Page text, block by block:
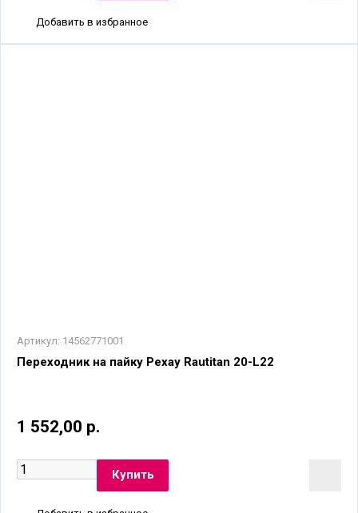
Добавить в избранное
Артикул: 14562771001
Переходник на пайку Рехау Rautitan 20-L22
1 552,00 р.